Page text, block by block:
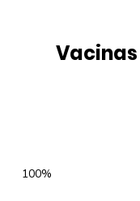
Vacinas
100%